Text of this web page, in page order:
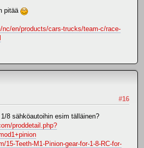
pitää
nc/en/products/cars-trucks/team-c/race-
#16
8 sähköautoihin esim tälläinen?
proddetail.php?
15-Teeth-M1-Pinion-gear-for-1-8-RC-for-